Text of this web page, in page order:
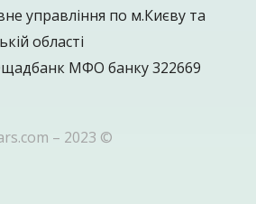
управління по м.Києву та
області
МФО банку 322669
– 2023 ©